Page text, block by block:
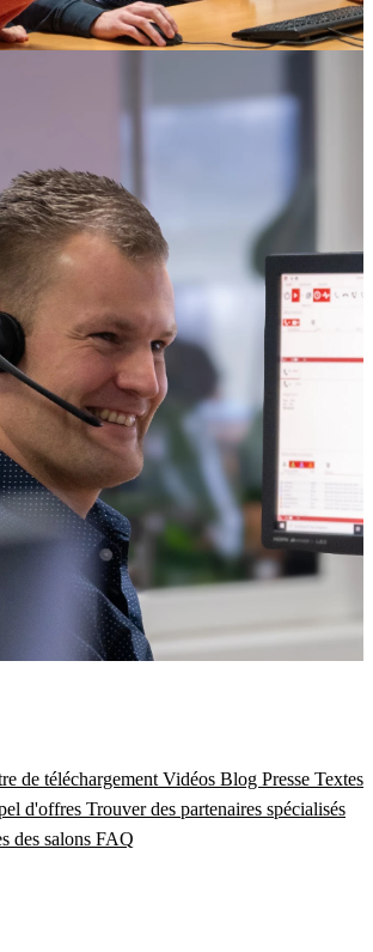
de téléchargement Vidéos Blog Presse Textes
d'offres Trouver des partenaires spécialisés
des salons FAQ